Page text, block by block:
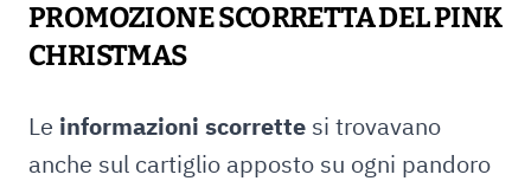
PROMOZIONE SCORRETTA DEL PINK
CHRISTMAS
Le informazioni scorrette si trovavano
anche sul cartiglio apposto su ogni pandoro